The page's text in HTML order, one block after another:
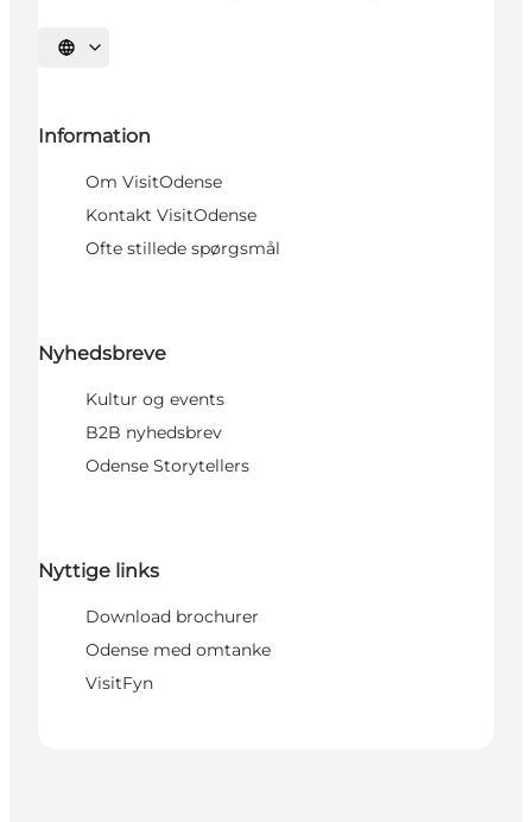
Vælg sprog
Information
Om VisitOdense
Kontakt VisitOdense
Ofte stillede spørgsmål
Nyhedsbreve
Kultur og events
B2B nyhedsbrev
Odense Storytellers
Nyttige links
Download brochurer
Odense med omtanke
VisitFyn